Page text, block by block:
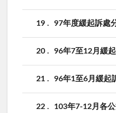
19 97年度緩起訴處
20 96年7至12月緩
21 96年1至6月緩起
22
103年7-12月各